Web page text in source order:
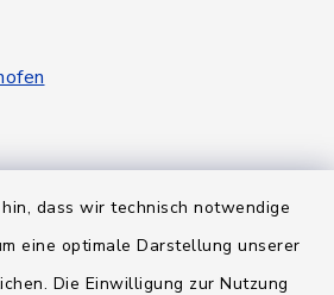
dass wir technisch notwendige
eine optimale Darstellung unserer
Die Einwilligung zur Nutzung